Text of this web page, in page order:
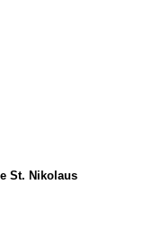
St. Nikolaus